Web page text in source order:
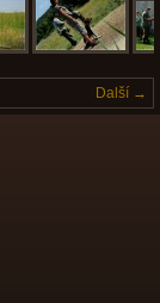
Další →